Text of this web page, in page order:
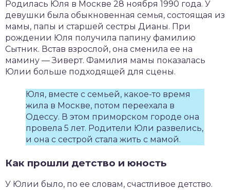
Родилась Юля в Москве 28 ноября 1990 года. У
девушки была обыкновенная семья, состоящая из
мамы, папы и старшей сестры Дианы. При
рождении Юля получила папину фамилию
Сытник. Встав взрослой, она сменила ее на
мамину — Зиверт. Фамилия мамы показалась
Юлии больше подходящей для сцены.
Юля, вместе с семьей, какое-то время
жила в Москве, потом переехала в
Одессу. В этом приморском городе она
провела 5 лет. Родители Юли развелись,
и она с сестрой стала жить с мамой.
Как прошли детство и юность
У Юлии было, по ее словам, счастливое детство.